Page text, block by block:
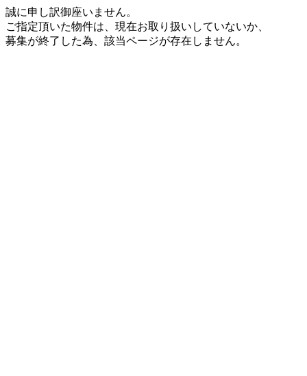
誠に申し訳御座いません。
ご指定頂いた物件は、現在お取り扱いしていないか、
募集が終了した為、該当ページが存在しません。